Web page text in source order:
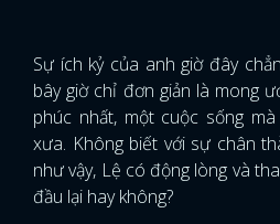
Sự ích kỷ của anh giờ đây
bây giờ chỉ đơn giản là mong
phúc nhất, một cuộc sống
xưa. Không biết với sự chân
như vậy, Lệ có động lòng và
đầu lại hay không?